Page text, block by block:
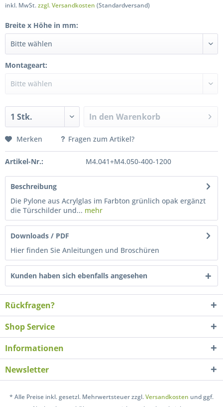
inkl. MwSt.zzgl. Versandkosten (Standardversand)
Breite x Höhe in mm:
Montageart:
In den Warenkorb
Merken Fragen zum Artikel?
Artikel-Nr.: M4.041+M4.050-400-1200
Beschreibung
Die Pylone aus Acrylglas im Farbton grünlich opak ergänzt
die Türschilder und... mehr
Downloads / PDF
Hier finden Sie Anleitungen und Broschüren
Kunden haben sich ebenfalls angesehen
Rückfragen?
Shop Service
Informationen
Newsletter
* Alle Preise inkl. gesetzl. Mehrwertsteuer zzgl.Versandkosten und ggf.